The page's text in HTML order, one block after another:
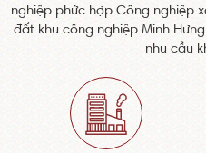
nghiệp phức hợp Công nghiệp
đất khu công nghiệp Minh
nhu cầu